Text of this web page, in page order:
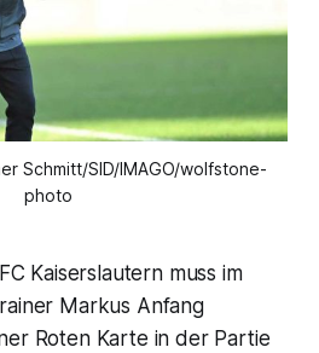
Schmitt/SID/IMAGO/wolfstone-
photo
Kaiserslautern muss im
Markus Anfang
Roten Karte in der Partie